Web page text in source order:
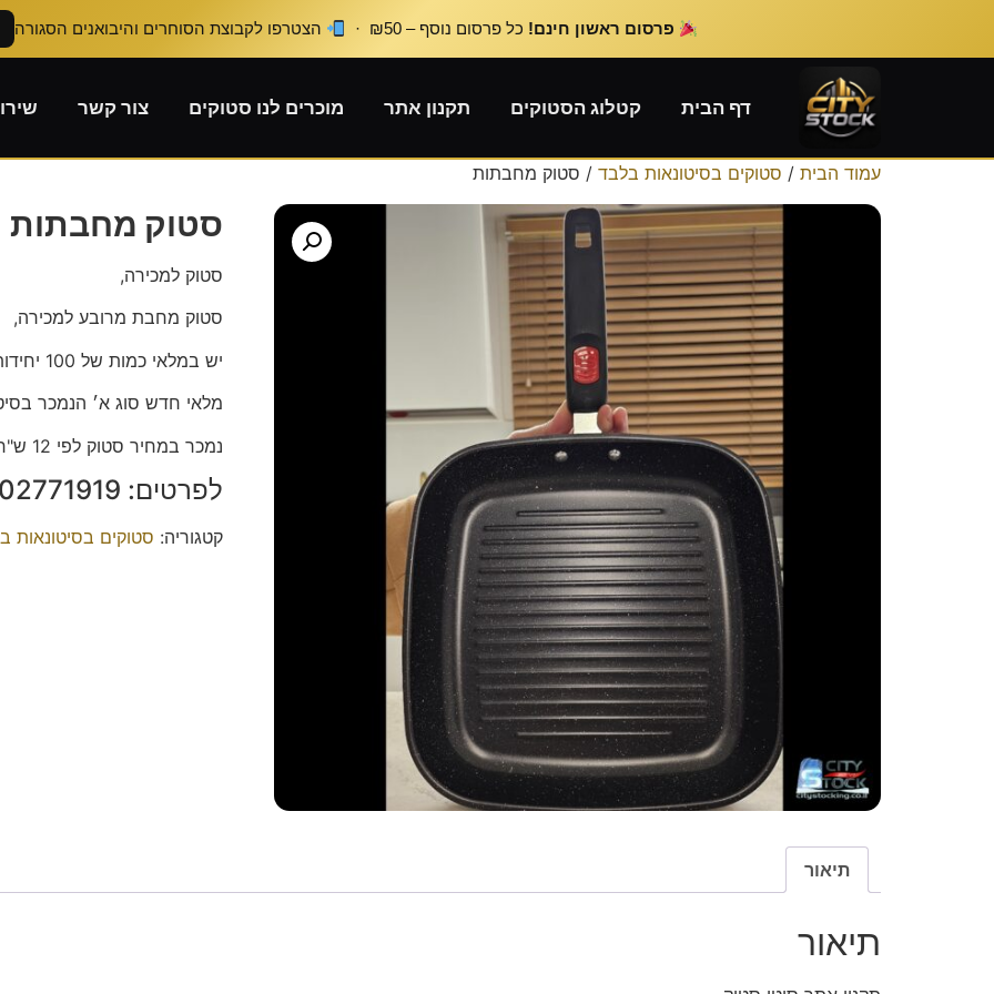
פרסום ראשון חינם! כל פרסום נוסף – ₪50 · הצטרפו לקבוצת הסוחרים והיבואנים הסגורה
דף הבית קטלוג הסטוקים תקנון אתר מוכרים לנו סטוקים צור קשר
עמוד הבית / סטוקים בסיטונאות בלבד / סטוק מחבתות
סטוק מחבתות
סטוק למכירה,
סטוק מחבת מרובע למכירה,
יש במלאי כמות של 100 יחידות אחרונות,
מלאי חדש סוג א׳ הנמכר
נמכר במחיר סטוק לפי 12 ש"ח ליחידה,
לפרטים: 0502771919 חגי.
קטגוריה: סטוקים בסיטונאות
תיאור
תיאור